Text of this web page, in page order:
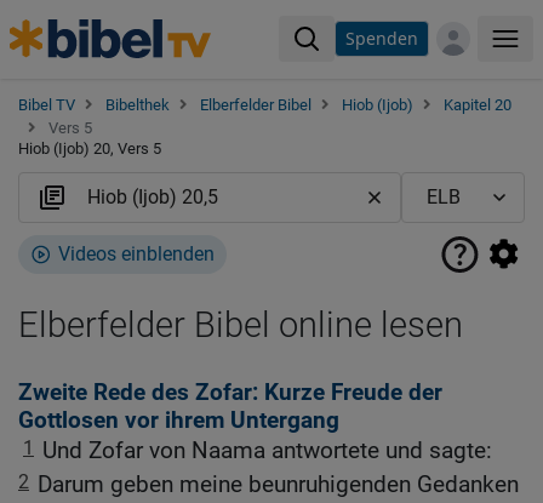
Spenden
Bibel TV Bibelthek Elberfelder Bibel Hiob (Ijob)
Kapitel 20
Vers 5
Hiob (Ijob) 20, Vers 5
Videos einblenden
Elberfelder Bibel online lesen
Zweite Rede des Zofar: Kurze Freude der
Gottlosen vor ihrem Untergang
1 Und Zofar von Naama antwortete und sagte:
2 Darum geben meine beunruhigenden Gedanken